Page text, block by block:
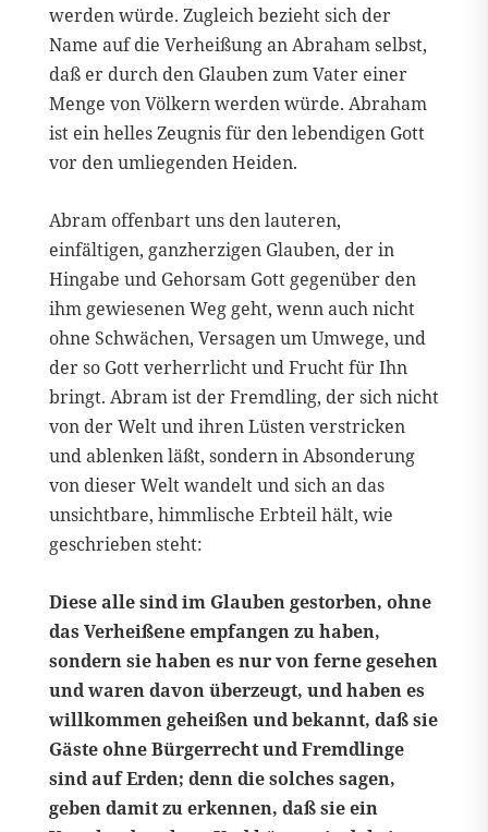
werden würde. Zugleich bezieht sich der
Name auf die Verheißung an Abraham selbst,
daß er durch den Glauben zum Vater einer
Menge von Völkern werden würde. Abraham
ist ein helles Zeugnis für den lebendigen Gott
vor den umliegenden Heiden.
Abram offenbart uns den lauteren,
einfältigen, ganzherzigen Glauben, der in
Hingabe und Gehorsam Gott gegenüber den
ihm gewiesenen Weg geht, wenn auch nicht
ohne Schwächen, Versagen um Umwege, und
der so Gott verherrlicht und Frucht für Ihn
bringt. Abram ist der Fremdling, der sich nicht
von der Welt und ihren Lüsten verstricken
und ablenken läßt, sondern in Absonderung
von dieser Welt wandelt und sich an das
unsichtbare, himmlische Erbteil hält, wie
geschrieben steht:
Diese alle sind im Glauben gestorben, ohne
das Verheißene empfangen zu haben,
sondern sie haben es nur von ferne gesehen
und waren davon überzeugt, und haben es
willkommen geheißen und bekannt, daß sie
Gäste ohne Bürgerrecht und Fremdlinge
sind auf Erden; denn die solches sagen,
geben damit zu erkennen, daß sie ein